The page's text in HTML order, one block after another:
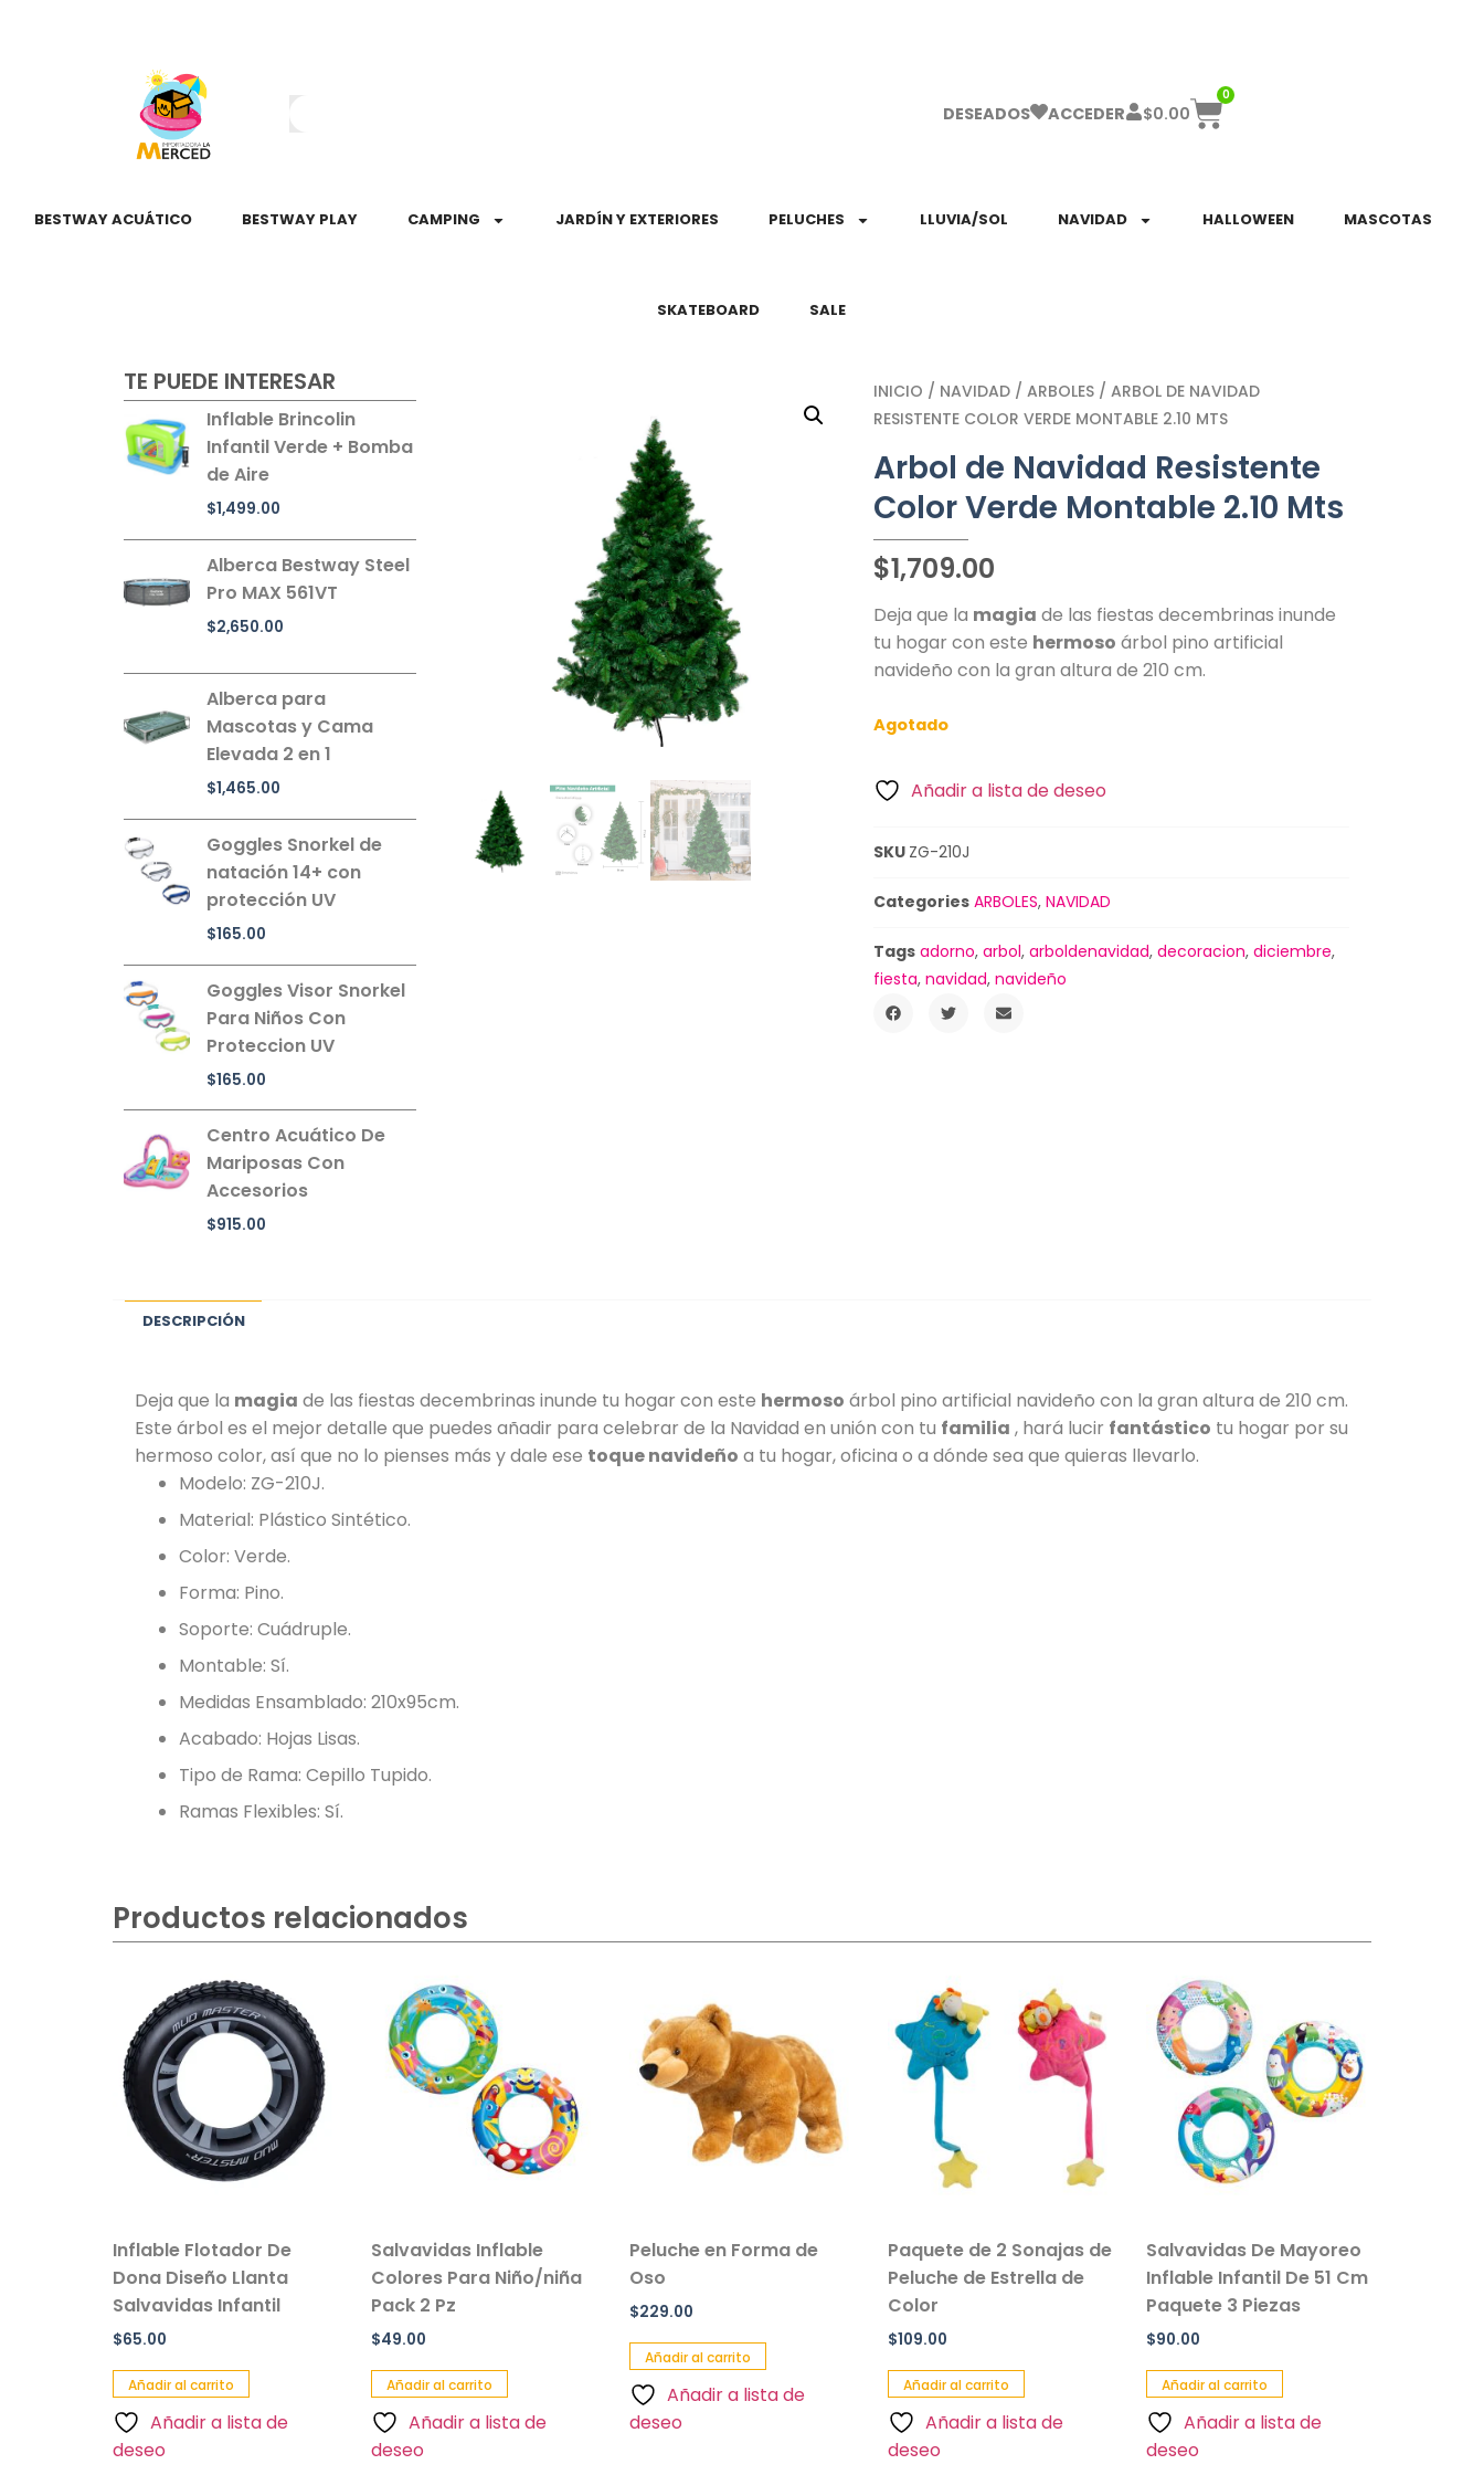
DESEADOS ACCEDER $0.00
0
BESTWAY ACUÁTICO BESTWAY PLAY CAMPING JARDÍN Y EXTERIORES PELUCHES LLUVIA/SOL NAVIDAD HALLOWEEN MASCOTAS
SKATEBOARD SALE
TE PUEDE INTERESAR
Inflable Brincolin
Infantil Verde + Bomba
de Aire
$1,499.00
Alberca Bestway Steel
Pro MAX 561VT
$2,650.00
Alberca para
Mascotas y Cama
Elevada 2 en 1
$1,465.00
Goggles Snorkel de
natación 14+ con
protección UV
$165.00
Goggles Visor Snorkel
Para Niños Con
Proteccion UV
$165.00
Centro Acuático De
Mariposas Con
Accesorios
$915.00
INICIO / NAVIDAD /ARBOLES / ARBOL DE NAVIDAD
RESISTENTE COLOR VERDE MONTABLE 2.10 MTS
Arbol de Navidad Resistente
Color Verde Montable 2.10 Mts
$1,709.00
Deja que la magia de las fiestas decembrinas inunde
tu hogar con este hermoso árbol pino artificial
navideño con la gran altura de 210 cm.
Agotado
Añadir a lista de deseo
SKU ZG-210J
Categories ARBOLES,NAVIDAD
Tags adorno,arbol,arboldenavidad,decoracion,diciembre,
fiesta,navidad,navideño
DESCRIPCIÓN
Deja que la magia de las fiestas decembrinas inunde tu hogar con este hermoso árbol pino artificial navideño con la gran altura de 210 cm.
Este árbol es el mejor detalle que puedes añadir para celebrar de la Navidad en unión con tu familia , hará lucir fantástico tu hogar por su
hermoso color, así que no lo pienses más y dale ese toque navideño a tu hogar, oficina o a dónde sea que quieras llevarlo.
Modelo: ZG-210J.
Material: Plástico Sintético.
Color: Verde.
Forma: Pino.
Soporte: Cuádruple.
Montable: Sí.
Medidas Ensamblado: 210x95cm.
Acabado: Hojas Lisas.
Tipo de Rama: Cepillo Tupido.
Ramas Flexibles: Sí.
Productos relacionados
Inflable Flotador De
Dona Diseño Llanta
Salvavidas Infantil
$65.00
Añadir al carrito
Añadir a lista de
deseo
Salvavidas Inflable
Colores Para Niño/niña
Pack 2 Pz
$49.00
Añadir al carrito
Añadir a lista de
deseo
Peluche en Forma de
Oso
$229.00
Añadir al carrito
Añadir a lista de
deseo
Paquete de 2 Sonajas de
Peluche de Estrella de
Color
$109.00
Añadir al carrito
Añadir a lista de
deseo
Salvavidas De Mayoreo
Inflable Infantil De 51 Cm
Paquete 3 Piezas
$90.00
Añadir al carrito
Añadir a lista de
deseo